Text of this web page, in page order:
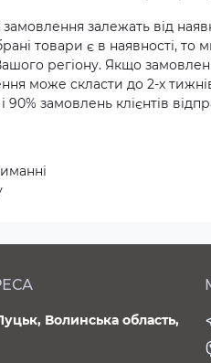
залежать від
товари є в наявності,
регіону. Якщо
може скласти до 2-х
замовлень клієнтів
Волинська область,